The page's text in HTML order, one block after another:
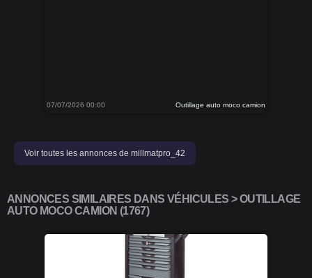
07/07/2026 00:00 Outillage auto moco camion
Voir toutes les annonces de millmatpro_42
ANNONCES SIMILAIRES DANS VÉHICULES > OUTILLAGE
AUTO MOCO CAMION (1767)